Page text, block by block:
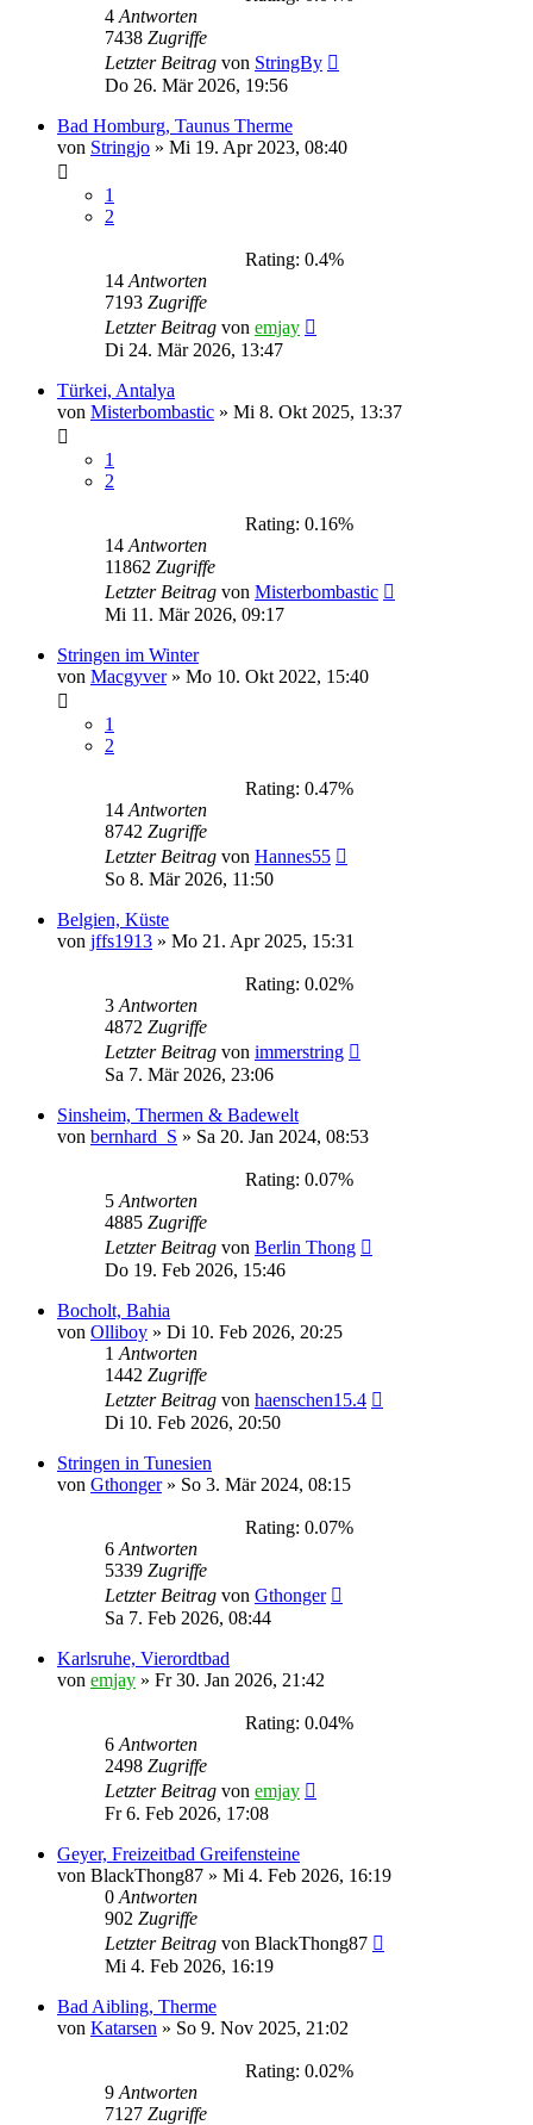
4 Antworten
7438 Zugriffe
Letzter Beitrag von StringBy
Do 26. Mär 2026, 19:56
Bad Homburg, Taunus Therme
von Stringjo » Mi 19. Apr 2023, 08:40
1
2
Rating: 0.4%
14 Antworten
7193 Zugriffe
Letzter Beitrag von emjay
Di 24. Mär 2026, 13:47
Türkei, Antalya
von Misterbombastic » Mi 8. Okt 2025, 13:37
1
2
Rating: 0.16%
14 Antworten
11862 Zugriffe
Letzter Beitrag von Misterbombastic
Mi 11. Mär 2026, 09:17
Stringen im Winter
von Macgyver» Mo 10. Okt 2022, 15:40
1
2
Rating: 0.47%
14 Antworten
8742 Zugriffe
Letzter Beitrag von Hannes55
So 8. Mär 2026, 11:50
Belgien, Küste
von jffs1913 » Mo 21. Apr 2025, 15:31
Rating: 0.02%
3 Antworten
4872 Zugriffe
Letzter Beitrag von immerstring
Sa 7. Mär 2026, 23:06
Sinsheim, Thermen & Badewelt
von bernhard_S » Sa 20. Jan 2024, 08:53
Rating: 0.07%
5 Antworten
4885 Zugriffe
Letzter Beitrag von Berlin Thong
Do 19. Feb 2026, 15:46
Bocholt, Bahia
von Olliboy » Di 10. Feb 2026, 20:25
1 Antworten
1442 Zugriffe
Letzter Beitrag von haenschen15.4
Di 10. Feb 2026, 20:50
Stringen in Tunesien
von Gthonger» So 3. Mär 2024, 08:15
Rating: 0.07%
6 Antworten
5339 Zugriffe
Letzter Beitrag von Gthonger
Sa 7. Feb 2026, 08:44
Karlsruhe, Vierordtbad
von emjay » Fr 30. Jan 2026, 21:42
Rating: 0.04%
6 Antworten
2498 Zugriffe
Letzter Beitrag von emjay
Fr 6. Feb 2026, 17:08
Geyer, Freizeitbad Greifensteine
von BlackThong87 » Mi 4. Feb 2026, 16:19
0 Antworten
902 Zugriffe
Letzter Beitrag von BlackThong87
Mi 4. Feb 2026, 16:19
Bad Aibling, Therme
von Katarsen » So 9. Nov 2025, 21:02
Rating: 0.02%
9 Antworten
7127 Zugriffe